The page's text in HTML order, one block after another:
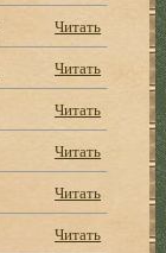
Читать
Читать
Читать
Читать
Читать
Читать